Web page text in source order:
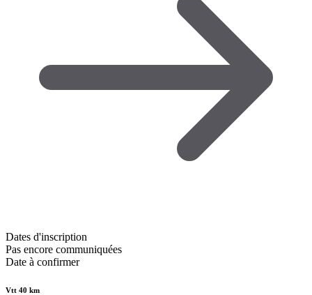
Dates d'inscription
Pas encore communiquées
Date à confirmer
Vtt 40 km